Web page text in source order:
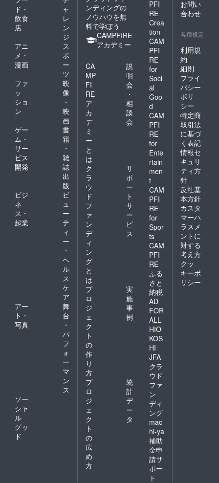
ド・
飲食
店
ャ
レ
ン
ジ
アニ
メ・
漫画
ス
ポ
ー
ツ
ファ
ッ
ショ
ン
映
像
・
映
画
ゲー
ム・
サー
ビス
開発
書
籍
・
雑
誌
出
版
ビジ
ネ
ス・
起業
ビ
ュ
ー
テ
ィ
ー
・
ヘ
ル
ス
ケ
ア
アー
ト・
写真
舞
台
・
パ
フ
ォ
ー
マ
ン
ス
ソー
シャ
ル
グッ
ド
ンディングの
ノウハウを無
料で学ぼう
CAMPFIRE
アカデミー
CA
MP
FI
RE
ア
カ
デ
ミ
ー
と
は
説
明
会
・
相
談
会
ク
ラ
ウ
ド
フ
ァ
ン
デ
ィ
ン
グ
と
は
サ
ポ
ー
ト
サ
ー
ビ
ス
プ
ロ
ジ
ェ
ク
ト
の
作
り
方
実
施
事
例
プ
ロ
ジ
ェ
ク
ト
の
広
め
方
統
計
デ
ー
タ
PFI
RE
Crea
tion
CAM
PFI
RE
for
Soci
al
Goo
d
CAM
PFI
RE
for
Ente
rtain
men
t
CAM
PFI
RE
for
Spor
ts
CAM
PFI
RE
ふる
さと
納税
AD
FOR
ALL
HIO
KOS
HI
JFA
クラ
ウド
ファ
ン
ディ
ング
mac
hi-ya
補助
金申
請サ
ポー
ト
お問い
合わせ
各種規定
利用規
約
細則
プライ
バシー
ポリ
シー
特定商
取引法
に基づ
く表記
情報セ
キュリ
ティ方
針
反社基
本方針
カスタ
マーハ
ラスメ
ントに
対する
考え方
クッ
キーポ
リシー